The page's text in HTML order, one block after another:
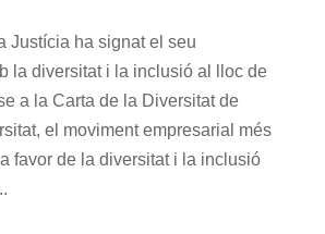
Justícia ha signat el seu
la diversitat i la inclusió al lloc de
a la Carta de la Diversitat de
el moviment empresarial més
favor de la diversitat i la inclusió